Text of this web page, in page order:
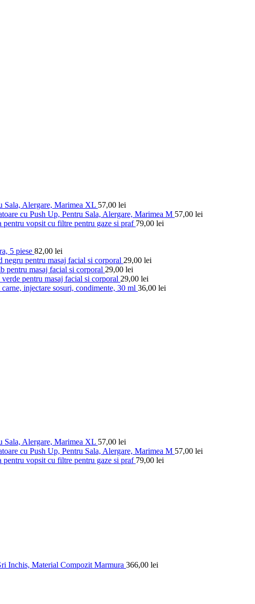
Sala, Alergare, Marimea XL 57,00 lei
cu Push Up, Pentru Sala, Alergare, Marimea M 57,00 lei
pentru vopsit cu filtre pentru gaze si praf 79,00 lei
5 piese 82,00 lei
negru pentru masaj facial si corporal 29,00 lei
pentru masaj facial si corporal 29,00 lei
pentru masaj facial si corporal 29,00 lei
injectare sosuri, condimente, 30 ml 36,00 lei
Sala, Alergare, Marimea XL 57,00 lei
cu Push Up, Pentru Sala, Alergare, Marimea M 57,00 lei
pentru vopsit cu filtre pentru gaze si praf 79,00 lei
Inchis, Material Compozit Marmura 366,00 lei